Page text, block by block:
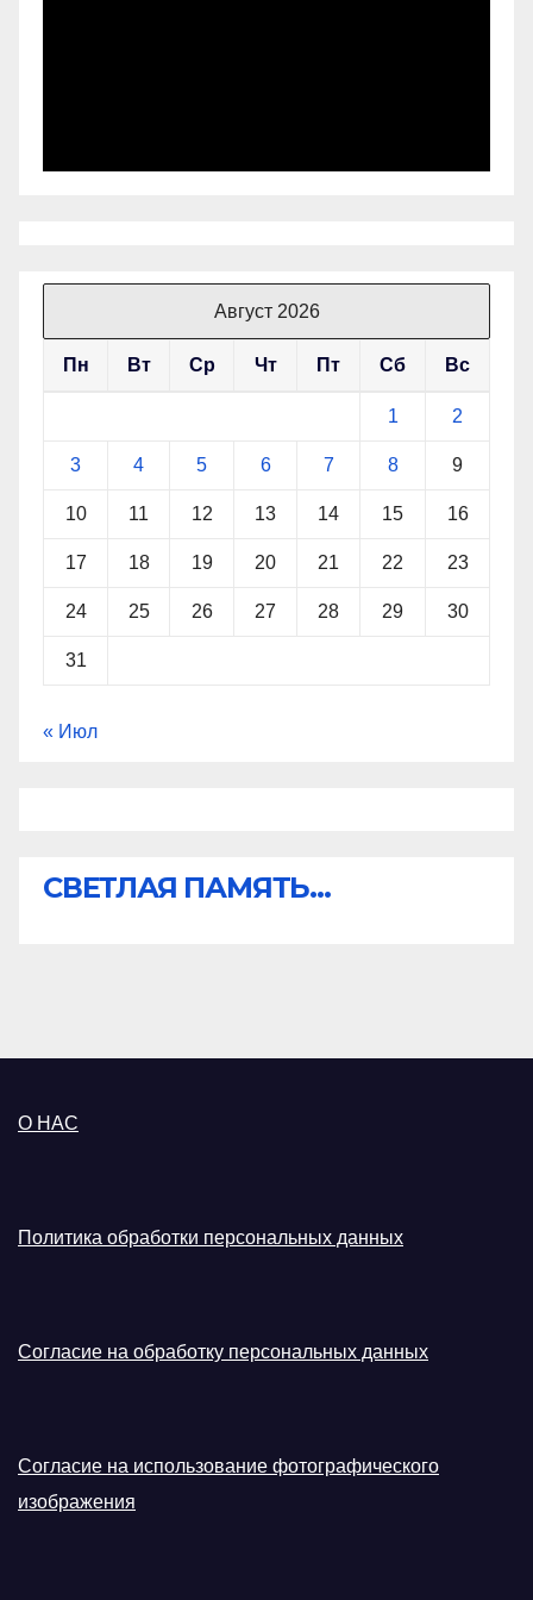
Август 2026
Пн Вт Ср Чт Пт Сб Вс
1 2
3 4 5 6 7 8 9
10 11 12 13 14 15 16
17 18 19 20 21 22 23
24 25 26 27 28 29 30
31
« Июл
СВЕТЛАЯ ПАМЯТЬ...
О НАС
Политика обработки персональных данных
Согласие на обработку персональных данных
Согласие на использование фотографического
изображения